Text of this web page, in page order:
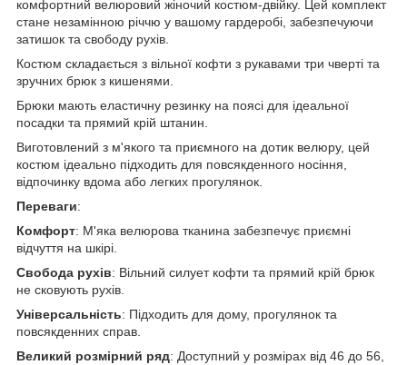
комфортний велюровий жіночий костюм-двійку. Цей комплект
стане незамінною річчю у вашому гардеробі, забезпечуючи
затишок та свободу рухів.
Костюм складається з вільної кофти з рукавами три чверті та
зручних брюк з кишенями.
Брюки мають еластичну резинку на поясі для ідеальної
посадки та прямий крій штанин.
Виготовлений з м'якого та приємного на дотик велюру, цей
костюм ідеально підходить для повсякденного носіння,
відпочинку вдома або легких прогулянок.
Переваги:
Комфорт: М'яка велюрова тканина забезпечує приємні
відчуття на шкірі.
Свобода рухів: Вільний силует кофти та прямий крій брюк
не сковують рухів.
Універсальність: Підходить для дому, прогулянок та
повсякденних справ.
Великий розмірний ряд: Доступний у розмірах від 46 до 56,